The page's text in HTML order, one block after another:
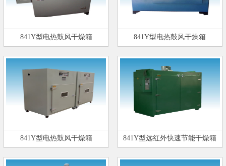
841Y型电热鼓风干燥箱 841Y型电热鼓风干燥箱
841Y型电热鼓风干燥箱 841Y型远红外快速节能干燥箱